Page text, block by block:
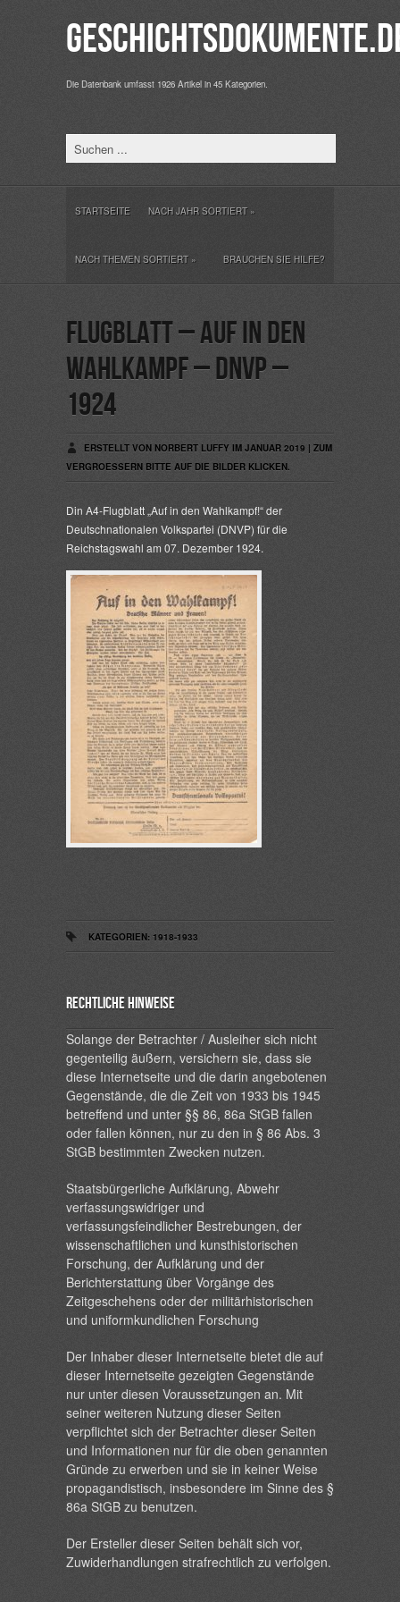
Die Datenbank umfasst 1926 Artikel in 45 Kategorien.
STARTSEITE NACH JAHR SORTIERT»
NACH THEMEN SORTIERT» BRAUCHEN SIE HILFE?
Flugblatt – Auf in den
Wahlkampf – DNVP –
1924
ERSTELLT VON NORBERT LUFFY IM JANUAR 2019 | ZUM
VERGROESSERN BITTE AUF DIE BILDER KLICKEN.
Din A4-Flugblatt „Auf in den Wahlkampf!“ der
Deutschnationalen Volkspartei (DNVP) für die
Reichstagswahl am 07. Dezember 1924.
KATEGORIEN: 1918-1933
Rechtliche Hinweise
Solange der Betrachter / Ausleiher sich nicht
gegenteilig äußern, versichern sie, dass sie
diese Internetseite und die darin angebotenen
Gegenstände, die die Zeit von 1933 bis 1945
betreffend und unter §§ 86, 86a StGB fallen
oder fallen können, nur zu den in § 86 Abs. 3
StGB bestimmten Zwecken nutzen.
Staatsbürgerliche Aufklärung, Abwehr
verfassungswidriger und
verfassungsfeindlicher Bestrebungen, der
wissenschaftlichen und kunsthistorischen
Forschung, der Aufklärung und der
Berichterstattung über Vorgänge des
Zeitgeschehens oder der militärhistorischen
und uniformkundlichen Forschung
Der Inhaber dieser Internetseite bietet die auf
dieser Internetseite gezeigten Gegenstände
nur unter diesen Voraussetzungen an. Mit
seiner weiteren Nutzung dieser Seiten
verpflichtet sich der Betrachter dieser Seiten
und Informationen nur für die oben genannten
Gründe zu erwerben und sie in keiner Weise
propagandistisch, insbesondere im Sinne des §
86a StGB zu benutzen.
Der Ersteller dieser Seiten behält sich vor,
Zuwiderhandlungen strafrechtlich zu verfolgen.